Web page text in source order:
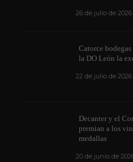
26 de julio de 2026
Catorce
la DO León la
22 de julio de 2026
Decanter y el
premian a los
medallas
20 de junio de